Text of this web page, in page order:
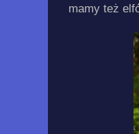
mamy też